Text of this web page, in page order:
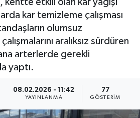
kentte etkili olan kar yağışı
kar temizleme çalışması
olumsuz
aralıksız sürdüren
arterlerde gerekli
yaptı.
08.02.2026 - 11:42
YAYINLANMA
77
GÖSTERIM